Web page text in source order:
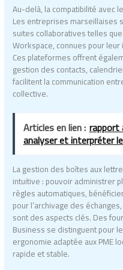
Au-delà, la compatibilité avec
Les entreprises marseillaises
suites collaboratives telles
Workspace, connues pour
Ces plateformes offrent
gestion des contacts,
facilitent la communication
collective.
Articles en lien : rapport
analyser et interpréter
La gestion des boîtes aux
intuitive : pouvoir administrer
règles automatiques,
pour l’archivage des
sont des aspects clés. Des
Business se distinguent pour
ergonomie adaptée aux PME
rapide et stable.